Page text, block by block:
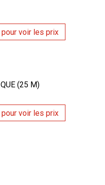
voir les prix
(25 M)
voir les prix